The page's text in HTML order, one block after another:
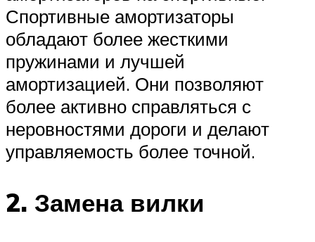
Спортивные амортизаторы
обладают более жесткими
пружинами и лучшей
амортизацией. Они позволяют
более активно справляться с
неровностями дороги и делают
управляемость более точной.
2. Замена вилки